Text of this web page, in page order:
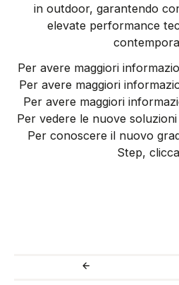
in outdoor, garantendo
elevate performance
Per avere maggiori
Per avere maggiori
Per avere maggiori
Per vedere le nuove
Per conoscere il nuovo
Step,